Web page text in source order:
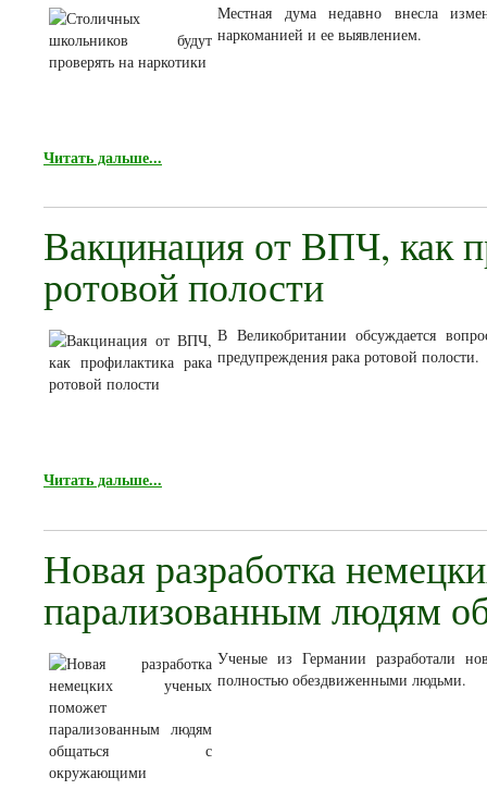
Местная дума недавно внесла
наркоманией и ее выявлением.
Читать дальше...
Вакцинация от ВПЧ, как
ротовой полости
В Великобритании обсуждается
предупреждения рака ротовой полости.
Читать дальше...
Новая разработка
парализованным людям
Ученые из Германии разработали
полностью обездвиженными людьми.